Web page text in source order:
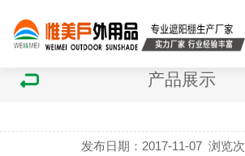
产品展示
发布日期：2017-11-07 浏览